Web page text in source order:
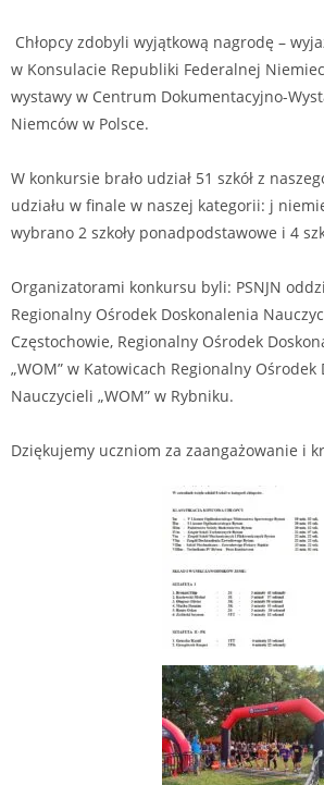
Chłopcy zdobyli wyjątkową nagrodę –
w Konsulacie Republiki Federalnej
wystawy w Centrum Dokumentacyjno-
Niemców w Polsce.
W konkursie brało udział 51 szkół z
udziału w finale w naszej kategorii: j
wybrano 2 szkoły ponadpodstawowe i 4
Organizatorami konkursu byli: PSNJN
Regionalny Ośrodek Doskonalenia
Częstochowie, Regionalny Ośrodek
„WOM” w Katowicach Regionalny Ośrodek
Nauczycieli „WOM” w Rybniku.
Dziękujemy uczniom za zaangażowanie i